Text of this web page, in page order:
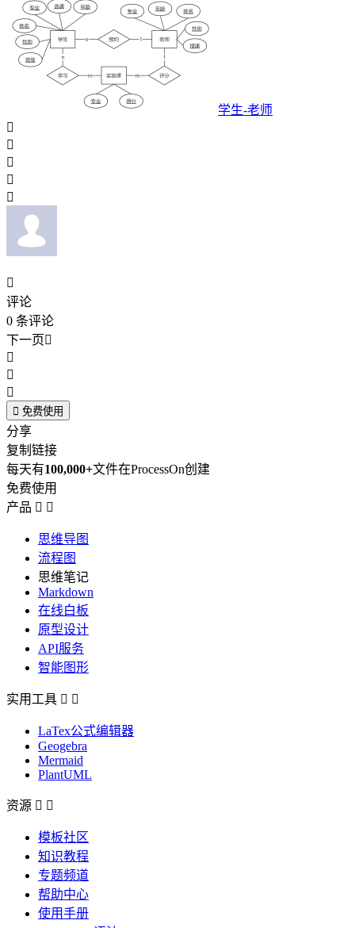
学生-老师






评论
0 条评论
下一页



 免费使用
分享
复制链接
每天有100,000+文件在ProcessOn创建
免费使用
产品  
思维导图
流程图
思维笔记
Markdown
在线白板
原型设计
API服务
智能图形
实用工具  
LaTex公式编辑器
Geogebra
Mermaid
PlantUML
资源  
模板社区
知识教程
专题频道
帮助中心
使用手册